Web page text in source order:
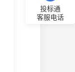
投标通
客服电话